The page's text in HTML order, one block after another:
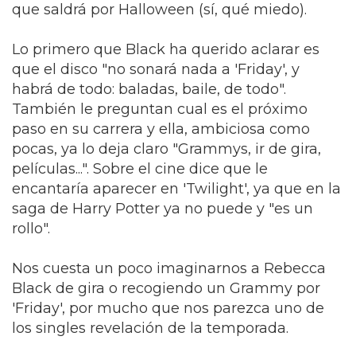
que saldrá por Halloween (sí, qué miedo).
Lo primero que Black ha querido aclarar es
que el disco "no sonará nada a 'Friday', y
habrá de todo: baladas, baile, de todo".
También le preguntan cual es el próximo
paso en su carrera y ella, ambiciosa como
pocas, ya lo deja claro "Grammys, ir de gira,
películas...". Sobre el cine dice que le
encantaría aparecer en 'Twilight', ya que en la
saga de Harry Potter ya no puede y "es un
rollo".
Nos cuesta un poco imaginarnos a Rebecca
Black de gira o recogiendo un Grammy por
'Friday', por mucho que nos parezca uno de
los singles revelación de la temporada.